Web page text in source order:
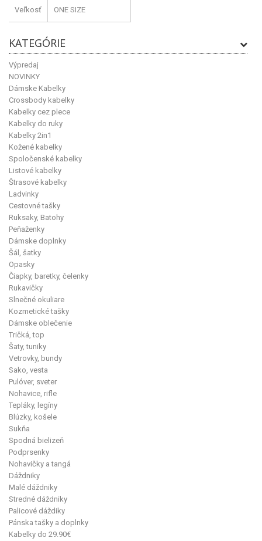
KATEGÓRIE
Výpredaj
NOVINKY
Dámske Kabelky
Crossbody kabelky
Kabelky cez plece
Kabelky do ruky
Kabelky 2in1
Kožené kabelky
Spoločenské kabelky
Listové kabelky
Štrasové kabelky
Ladvinky
Cestovné tašky
Ruksaky, Batohy
Peňaženky
Dámske doplnky
Šál, šatky
Opasky
Čiapky, baretky, čelenky
Rukavičky
Slnečné okuliare
Kozmetické tašky
Dámske oblečenie
Tričká, top
Šaty, tuniky
Vetrovky, bundy
Sako, vesta
Pulóver, sveter
Nohavice, rifle
Tepláky, legíny
Blúzky, košele
Sukňa
Spodná bielizeň
Podprsenky
Nohavičky a tangá
Dáždniky
Malé dáždniky
Stredné dáždniky
Palicové dáždiky
Pánska tašky a doplnky
Kabelky do 29.90€
Veľkosť ONE SIZE